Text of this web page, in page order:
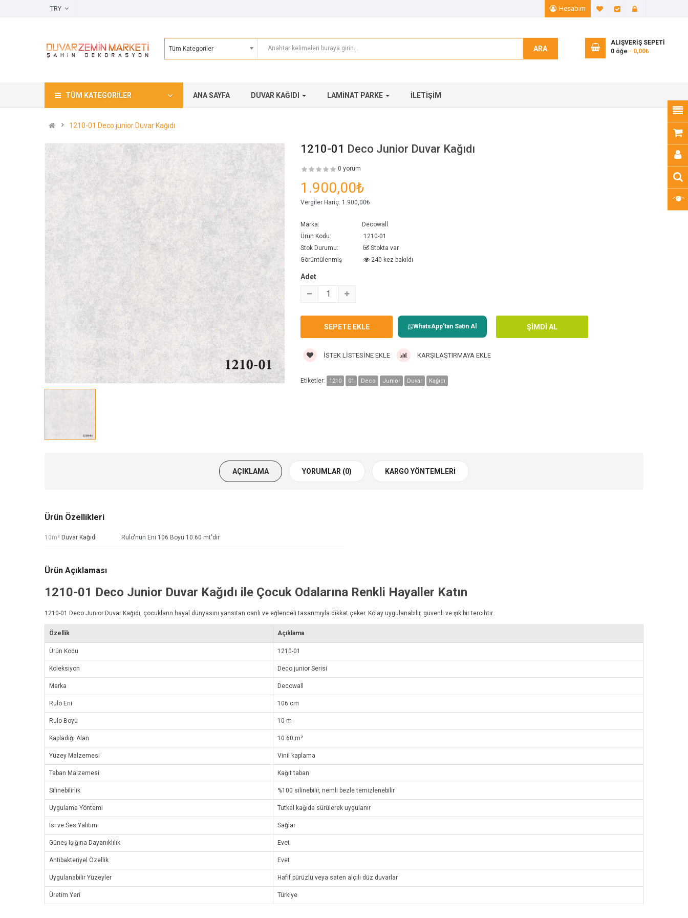
Hesabım A. Listem (0)
Ödeme
Tüm Kategoriler ARA
ALIŞVERIŞ SEPETI
0 öğe - 0,00₺
TÜM KATEGORILER ANA SAYFA DUVAR KAĞIDI LAMINAT PARKE İLETIŞIM
1210-01 Deco junior Duvar Kağıdı
1210-01 Deco Junior Duvar Kağıdı
0 yorum
1.900,00₺
Vergiler Hariç: 1.900,00₺
Marka:
Decowall
Ürün Kodu:
1210-01
Stok Durumu:
Stokta var
Görüntülenmiş
240 kez bakıldı
Adet
WhatsApp'tan Satın Al
İSTEK LISTESINE EKLE KARŞILAŞTIRMAYA EKLE
Etiketler: 1210 01 Deco Junior Duvar Kağıdı
AÇIKLAMA YORUMLAR (0) KARGO YÖNTEMLERI
Ürün Özellikleri
10m² Duvar Kağıdı Rulo'nun Eni 106 Boyu 10.60 mt'dir
Ürün Açıklaması
1210-01 Deco Junior Duvar Kağıdı ile Çocuk Odalarına Renkli Hayaller Katın
1210-01 Deco Junior Duvar Kağıdı, çocukların hayal dünyasını yansıtan canlı ve eğlenceli tasarımıyla dikkat çeker. Kolay uygulanabilir, güvenli ve şık bir tercihtir.
Özellik Açıklama
Ürün Kodu 1210-01
Koleksiyon Deco junior Serisi
Marka Decowall
Rulo Eni 106 cm
Rulo Boyu 10 m
Kapladığı Alan 10.60 m²
Yüzey Malzemesi Vinil kaplama
Taban Malzemesi Kağıt taban
Silinebilirlik %100 silinebilir, nemli bezle temizlenebilir
Uygulama Yöntemi Tutkal kağıda sürülerek uygulanır
Isı ve Ses Yalıtımı Sağlar
Güneş Işığına Dayanıklılık Evet
Antibakteriyel Özellik Evet
Uygulanabilir Yüzeyler Hafif pürüzlü veya saten alçılı düz duvarlar
Üretim Yeri Türkiye